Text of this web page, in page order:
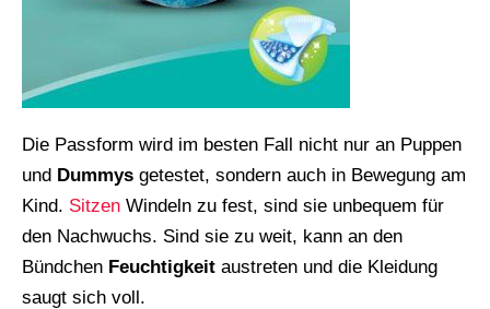
Die Passform wird im besten Fall nicht nur an Puppen
und Dummys getestet, sondern auch in Bewegung am
Kind. Sitzen Windeln zu fest, sind sie unbequem für
den Nachwuchs. Sind sie zu weit, kann an den
Bündchen Feuchtigkeit austreten und die Kleidung
saugt sich voll.